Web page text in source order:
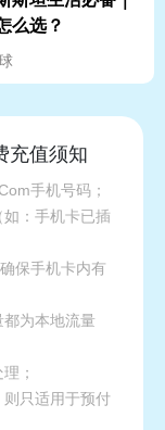
么选？
充值须知
手机号码；
：手机卡已插
保手机卡内有
为本地流量
；
只适用于预付